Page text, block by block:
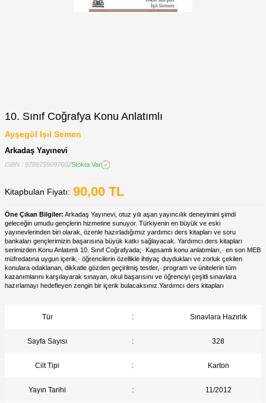
10. Sınıf Coğrafya Konu Anlatımlı
Ayşegül Işıl Semen
Arkadaş Yayınevi
ISBN : 9789755097602Stokta Var
Kitapbulan Fiyatı: 90,00 TL
Öne Çıkan Bilgiler: Arkadaş Yayınevi, otuz yılı aşan yayıncılık deneyimini şimdi
geleceğin umudu gençlerin hizmetine sunuyor. Türkiyenin en büyük ve eski
yayınevlerinden biri olarak, özenle hazırladığımız yardımcı ders kitapları ve soru
bankaları gençlerimizin başarısına büyük katkı sağlayacak. Yardımcı ders kitapları
serimizden Konu Anlatımlı 10. Sınıf Coğrafyada;· Kapsamlı konu anlatımları,· en son MEB
müfredatına uygun içerik,· öğrencilerin özellikle ihtiyaç duydukları ve zorluk çekilen
konulara odaklanan, dikkatle gözden geçirilmiş testler,· program ve ünitelerin tüm
kazanımlarını karşılayarak sınayan, okul başarısını ve öğrenciyi çeşitli sınavlara
hazırlamayı hedefleyen zengin bir içerik bulacaksınız.Yardımcı ders kitapları
Tür : Sınavlara Hazırlık
Sayfa Sayısı : 328
Cilt Tipi : Karton
Yayın Tarihi : 11/2012